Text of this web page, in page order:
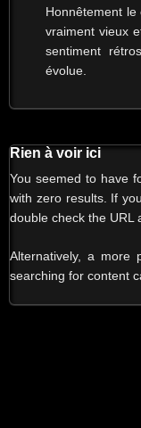
Honnêtement
vraiment vieux
sentiment
évolue.
Rien à voir ici
You seemed to have
with zero results. If
double check the URL
Alternatively, a more
searching for content